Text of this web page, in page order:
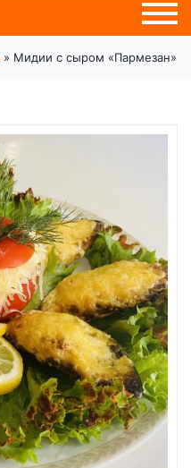
» Мидии с сыром «Пармезан»